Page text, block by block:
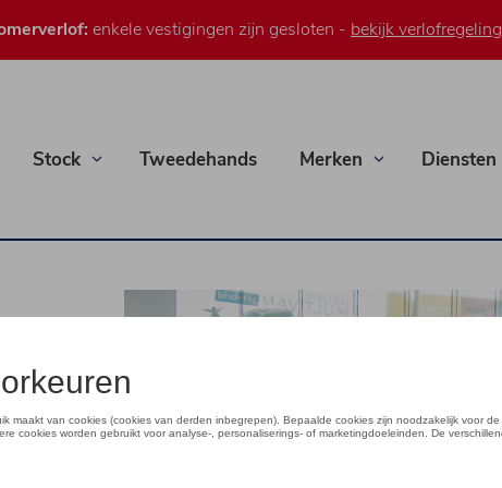
enkele vestigingen zijn gesloten - bekijk verlofregeling
Stock Tweedehands Merken Diensten
ID.3 en ID.5